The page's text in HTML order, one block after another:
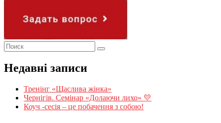
Недавні записи
Тренінг «Щаслива жінка»
Чернігів. Семінар «Долаючи лихо» 💛
Коуч -сесія – це побачення з собою!